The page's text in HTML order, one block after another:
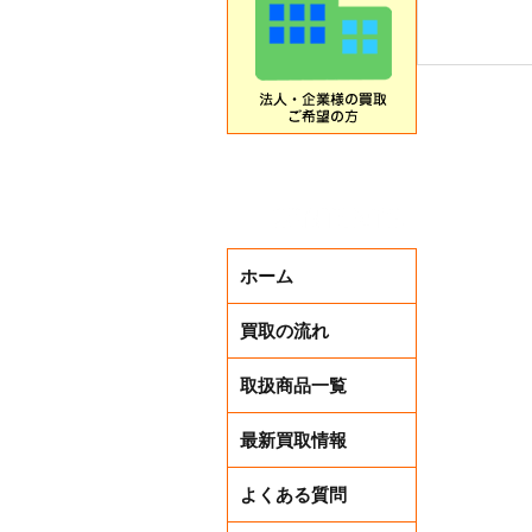
ホーム
買取の流れ
取扱商品一覧
最新買取情報
よくある質問